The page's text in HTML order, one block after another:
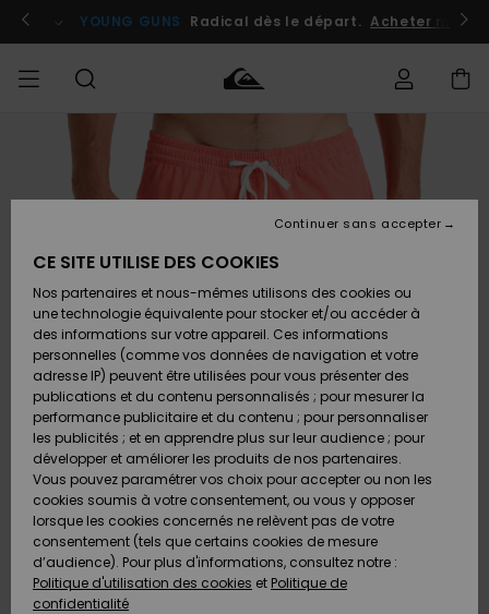
l'information
le
Se connecter / s'inscrire
YOUNG GUNS Radical dès le départ. Acheter
HOMME Vêtements
Chaussures
& Tongs
Surf
Snow
Nouveautés
Vêtements
Chaussures
& Tongs
Surf
Snow
Nouveautés
FEMME
A
Découvrir
Snow
SURF
Surf
Shop
Enfant
Highlights
Communauté
SNOW
Snow
Shop
Enfant
Snow
Shop
Femme
A
Découvrir
Communauté
OUTLET
Outlet
Enfant
Outlet
Femme
AIDE &
CONTACT
Accéder à
Retours
Paiement
Carte
Cadeau
Quiksilver
Freedom
Protection
des
MAGASINS
CE SITE UTILISE DES COOKIES
Nos partenaires et nous-mêmes utilisons des cookies ou
une technologie équivalente pour stocker et/ou accéder à
des informations sur votre appareil. Ces informations
personnelles (comme vos données de navigation et votre
adresse IP) peuvent être utilisées pour vous présenter des
publications et du contenu personnalisés ; pour mesurer la
performance publicitaire et du contenu ; pour personnaliser
les publicités ; et en apprendre plus sur leur audience ; pour
développer et améliorer les produits de nos partenaires.
Vous pouvez paramétrer vos choix pour accepter ou non les
cookies soumis à votre consentement, ou vous y opposer
lorsque les cookies concernés ne relèvent pas de votre
consentement (tels que certains cookies de mesure
d’audience). Pour plus d'informations, consultez notre :
Politique d'utilisation des cookies et Politique de
confidentialité
Continuer sans accepter